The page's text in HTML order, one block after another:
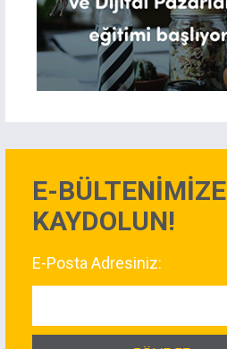
E-BÜLTENİMİZE
KAYDOLUN!
E-Posta Adresiniz: